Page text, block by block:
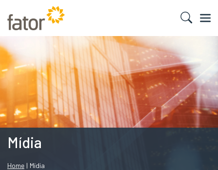
Mídia
Home | Mídia